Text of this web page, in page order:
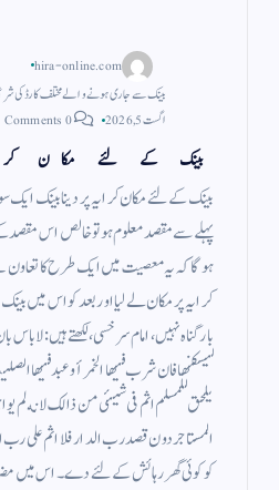
hira-online.com
بینک سے جاری ہونے والے مختلف کارڈ کی
اگست 5, 2026
0 Comments
بینک کے لئے مکان
بینک کے لئے مکان کرایہ پر دینا بینک ایک
پہلے سے مقصد معلوم ہو تو خالص اس مقصد کے
ہو گا کہ یہ معصیت میں ایک طرح کا تعاون
کرایہ پر مکان لے لیا اور بعد کو اس میں
بار گناہ نہیں ، امام سرخسی، لکھتے ہیں : لاباس
ليسكنها فان شرب فيها الخمر أو عبد فيها
يلحق للمسلم اثم فى شيئى من ذالك لانه لم
المستاجر دون قصد رب الدار فلا اثم على
کو کوئی گھر رہائش کے لئے دے ۔ اس میں